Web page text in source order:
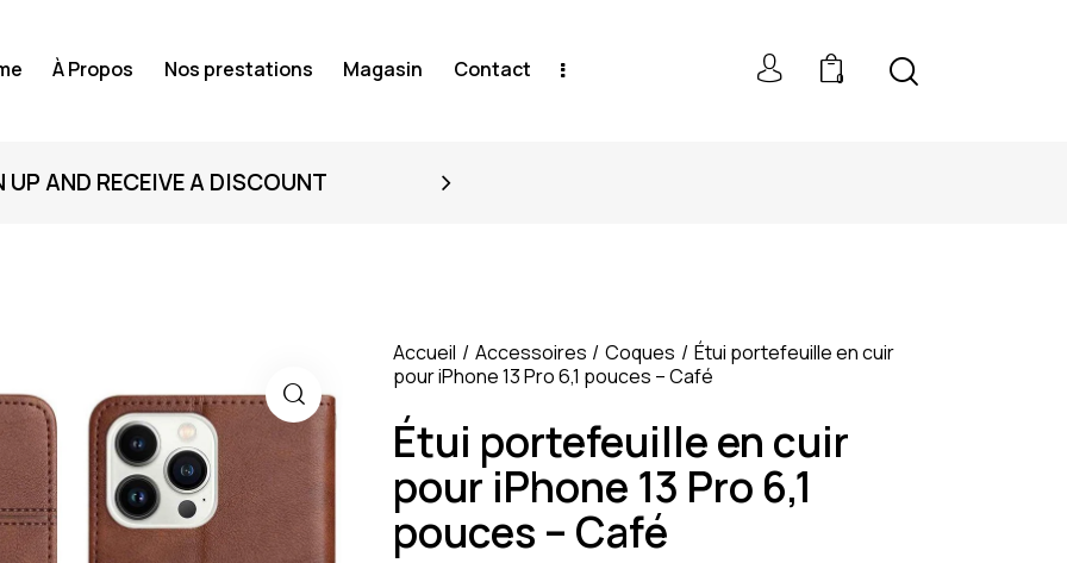
À Propos Nos prestations Magasin Contact 0
UP AND RECEIVE A DISCOUNT
Accueil Accessoires Coques
Étui portefeuille en cuir
pour iPhone 13 Pro 6,1 pouces – Café
Étui portefeuille en cuir
pour iPhone 13 Pro 6,1
pouces – Café